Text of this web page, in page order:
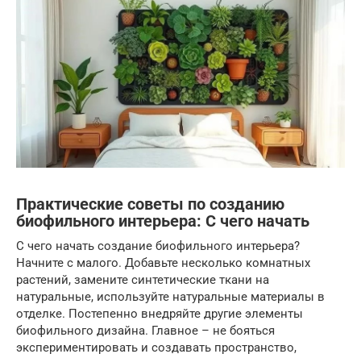
Практические советы по созданию
биофильного интерьера: С чего начать
С чего начать создание биофильного интерьера?
Начните с малого. Добавьте несколько комнатных
растений, замените синтетические ткани на
натуральные, используйте натуральные материалы в
отделке. Постепенно внедряйте другие элементы
биофильного дизайна. Главное – не бояться
экспериментировать и создавать пространство,